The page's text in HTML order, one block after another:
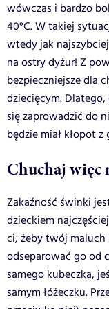
wówczas i bardzo
40°C. W takiej
wtedy jak
na ostry dyżur! Z
bezpieczniejsze dla
dziecięcym.
się zaprowadzić do
będzie miał kłopot z
Chuchaj więc
Zakaźność świnki
dzieckiem
ci, żeby twój maluch
odseparować go od
samego kubeczka,
samym łóżeczku.